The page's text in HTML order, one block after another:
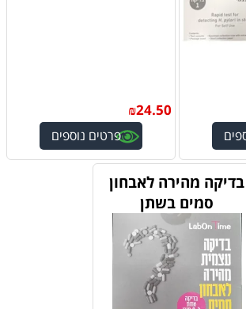
₪24.50
פרטים נוספים
בדיקה מהירה לאבחון
סמים בשתן